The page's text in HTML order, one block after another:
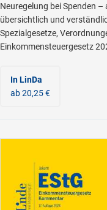
Neuregelung bei Spenden
übersichtlich und
Spezialgesetze,
Einkommensteuergesetz
In LinDa
ab 20,25 €